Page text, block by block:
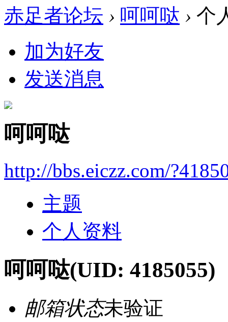
赤足者论坛 › 呵呵哒 › 个
加为好友
发送消息
呵呵哒
http://bbs.eiczz.com/
主题
个人资料
呵呵哒(UID: 4185055)
邮箱状态未验证